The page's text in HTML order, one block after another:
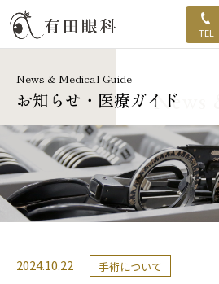
TEL
HOME
当院の強み
外来・診療案内
手術のご案内
医師・実績紹介
News & Medical Guide
お知らせ・医療ガイド
2024.10.22 手術について